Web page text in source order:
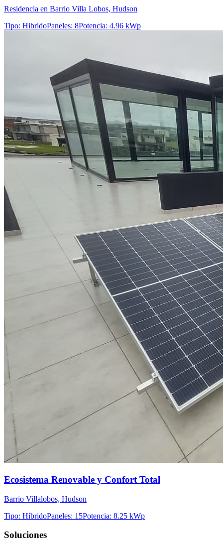
Residencia en Barrio Villa Lobos, Hudson
Tipo: HibridoPaneles: 8Potencia: 4.96 kWp
Ecosistema Renovable y Confort Total
Barrio Villalobos, Hudson
Tipo: HíbridoPaneles: 15Potencia: 8.25 kWp
Soluciones